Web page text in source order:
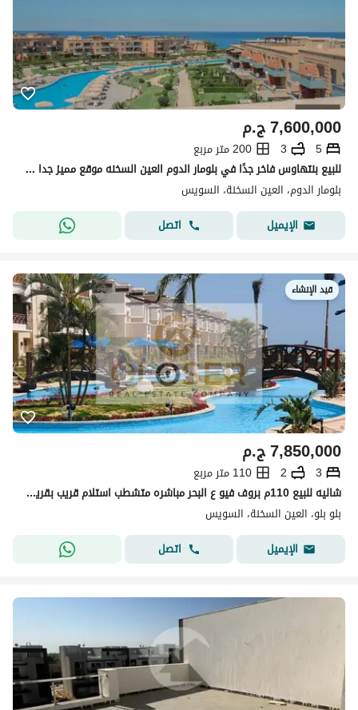
ج.م7,600,000
5
3
200 متر مربع
للبيع بنتهاوس فاخر جدًا في بلومار الدوم العين السخنه موقع مميز جدا خطوات للبحر قرية متكاملة الخدمات حمامات سباحة منطقة مطاعم وكافيهات يوجد فندق بالقري
بلومار الدوم، العين السخنة، السويس
الإيميل
اتصل
قيد الإنشاء
ج.م7,850,000
3
2
110 متر مربع
شاليه للبيع 110م بروف فيو ع البحر مباشره متشطب استلام قريب بقريه بلو بلو العين السخنه
بلو بلو، العين السخنة، السويس
الإيميل
اتصل